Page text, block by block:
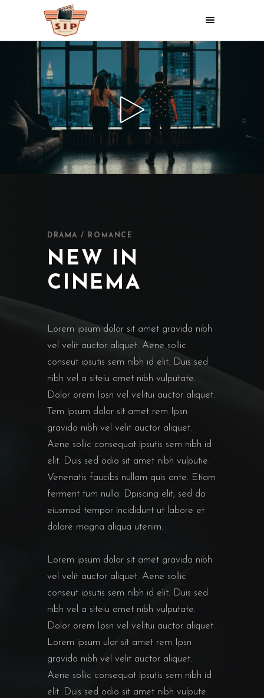
DRAMA / ROMANCE
NEW IN
CINEMA
Lorem ipsum dolor sit amet gravida nibh
vel velit auctor aliquet. Aene sollic
conseut ipsutis sem nibh id elit. Duis sed
nibh vel a siteiu amet nibh vulputate.
Dolor orem Ipsn vel velitui auctor aliquet.
Tem ipsum dolor sit amet rem Ipsn
gravida nibh vel velit auctor aliquet.
Aene sollic consequat ipsutis sem nibh id
elit. Duis sed odio sit amet nibh vulputie.
Venenatis faucibs nullam quis ante. Etiam
ferment tum nulla. Dpiscing elit, sed do
eiusmod tempor incididunt ut labore et
dolore magna aliqua utenim.
Lorem ipsum dolor sit amet gravida nibh
vel velit auctor aliquet. Aene sollic
conseut ipsutis sem nibh id elit. Duis sed
nibh vel a siteiu amet nibh vulputate.
Dolor orem Ipsn vel velitui auctor aliquet.
Lorem ipsum ulor sit amet rem Ipsn
gravida nibh vel velit auctor aliquet.
Aene sollic consequat ipsutis sem nibh id
elit. Duis sed odio sit amet nibh vulpute.